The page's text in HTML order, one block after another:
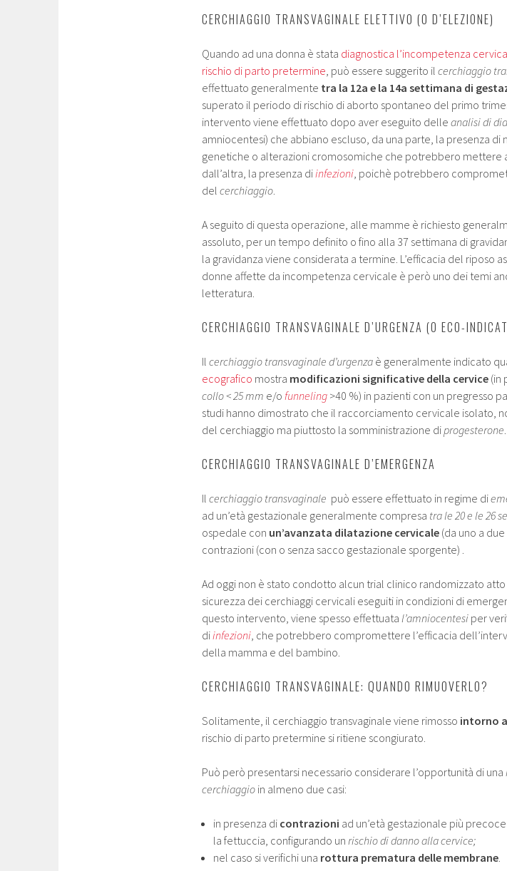
CERCHIAGGIO TRANSVAGINALE ELETTIVO (O D’ELEZIONE)
Quando ad una donna è stata diagnostica l’incompetenza
rischio di parto pretermine, può essere suggerito il cerchiaggio
effettuato generalmente tra la 12a e la 14a settimana di
superato il periodo di rischio di aborto spontaneo del primo
intervento viene effettuato dopo aver eseguito delle analisi di
amniocentesi) che abbiano escluso, da una parte, la presenza
genetiche o alterazioni cromosomiche che potrebbero mettere
dall’altra, la presenza diinfezioni, poichè potrebbero
del cerchiaggio.
A seguito di questa operazione, alle mamme è richiesto
assoluto, per un tempo definito o fino alla 37 settimana di
la gravidanza viene considerata a termine. L’efficacia del riposo
donne affette da incompetenza cervicale è però uno dei temi
letteratura.
CERCHIAGGIO TRANSVAGINALE D’URGENZA (O ECO-
Il cerchiaggio transvaginale d’urgenza è generalmente indicato
ecografico mostra modificazioni significative della cervice (in
collo < 25 mm e/o funneling >40 %) in pazienti con un pregresso
studi hanno dimostrato che il raccorciamento cervicale isolato,
del cerchiaggio ma piuttosto la somministrazione diprogesterone.
CERCHIAGGIO TRANSVAGINALE D’EMERGENZA
Il cerchiaggio transvaginale può essere effettuato in regime di
ad un’età gestazionale generalmente compresa tra le 20 e le 26
ospedale con un’avanzata dilatazione cervicale (da uno a
contrazioni (con o senza sacco gestazionale sporgente) .
Ad oggi non è stato condotto alcun trial clinico randomizzato
sicurezza dei cerchiaggi cervicali eseguiti in condizioni di
questo intervento, viene spesso effettuata l’amniocentesi per
diinfezioni, che potrebbero compromettere l’efficacia
della mamma e del bambino.
CERCHIAGGIO TRANSVAGINALE: QUANDO RIMUOVERLO?
Solitamente, il cerchiaggio transvaginale viene rimosso intorno
rischio di parto pretermine si ritiene scongiurato.
Può però presentarsi necessario considerare l’opportunità di una
cerchiaggio in almeno due casi:
in presenza di contrazioni ad un’età gestazionale più
la fettuccia, configurando un rischio di danno alla cervice;
nel caso si verifichi una rottura prematura delle membrane.